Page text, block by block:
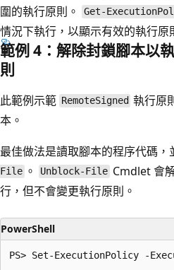
圍的執行原則。
Get-
情況下執行，以顯示有效的執行原
範例 4：解除封鎖腳本以
則
此範例示範 RemoteSigned 執行原
本。
最佳做法是讀取腳本的程序代碼，
File 。 Unblock-File Cmdlet 會
行，但不會變更執行原則。
PowerShell
PS> Set-ExecutionPolicy -